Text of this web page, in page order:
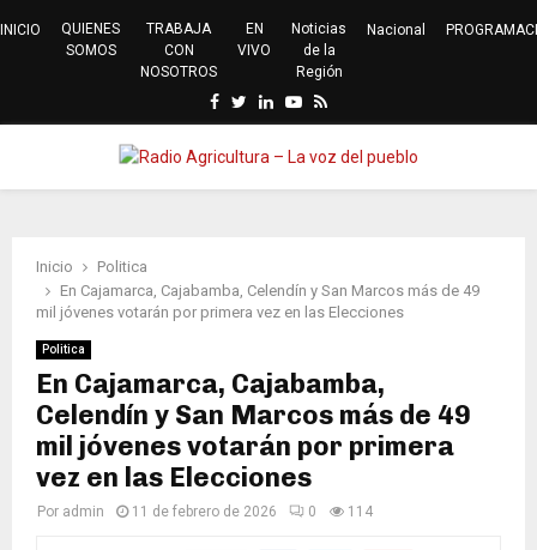
INICIO
QUIENES
SOMOS
TRABAJA
CON
NOSOTROS
EN
VIVO
Noticias
de la
Región
Nacional
Facebook
Twitter
LinkedinYoutube
Rss
PRIMARY
Inicio
Politica
En Cajamarca, Cajabamba, Celendín y San Marcos más de 49
mil jóvenes votarán por primera vez en las Elecciones
Politica
En Cajamarca, Cajabamba,
Celendín y San Marcos más de 49
mil jóvenes votarán por primera
vez en las Elecciones
Por admin 11 de febrero de 2026 0 114